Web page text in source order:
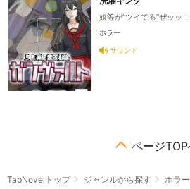
奴等が“ツイてる”ぜッッ！
ホラー
サウンド
ページ
TapNovelトップ ジャンルから探す ホラー